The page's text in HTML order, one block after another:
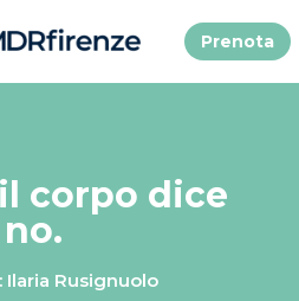
Prenota
corpo dice
no.
Ilaria Rusignuolo